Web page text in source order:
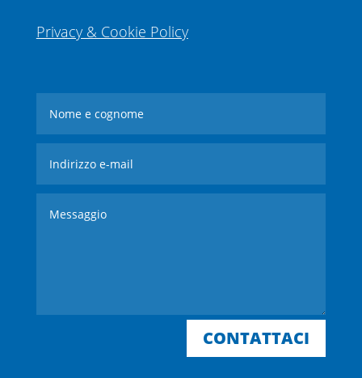
Privacy & Cookie Policy
CONTATTACI